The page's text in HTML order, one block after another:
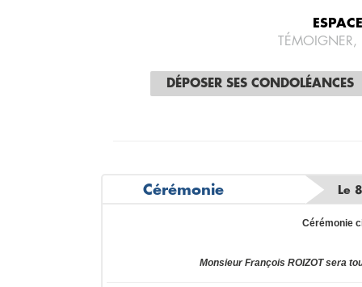
DÉPOSER SES CONDOLÉANCES
Cérémonie Le
Cérémonie
Monsieur François ROIZOT sera